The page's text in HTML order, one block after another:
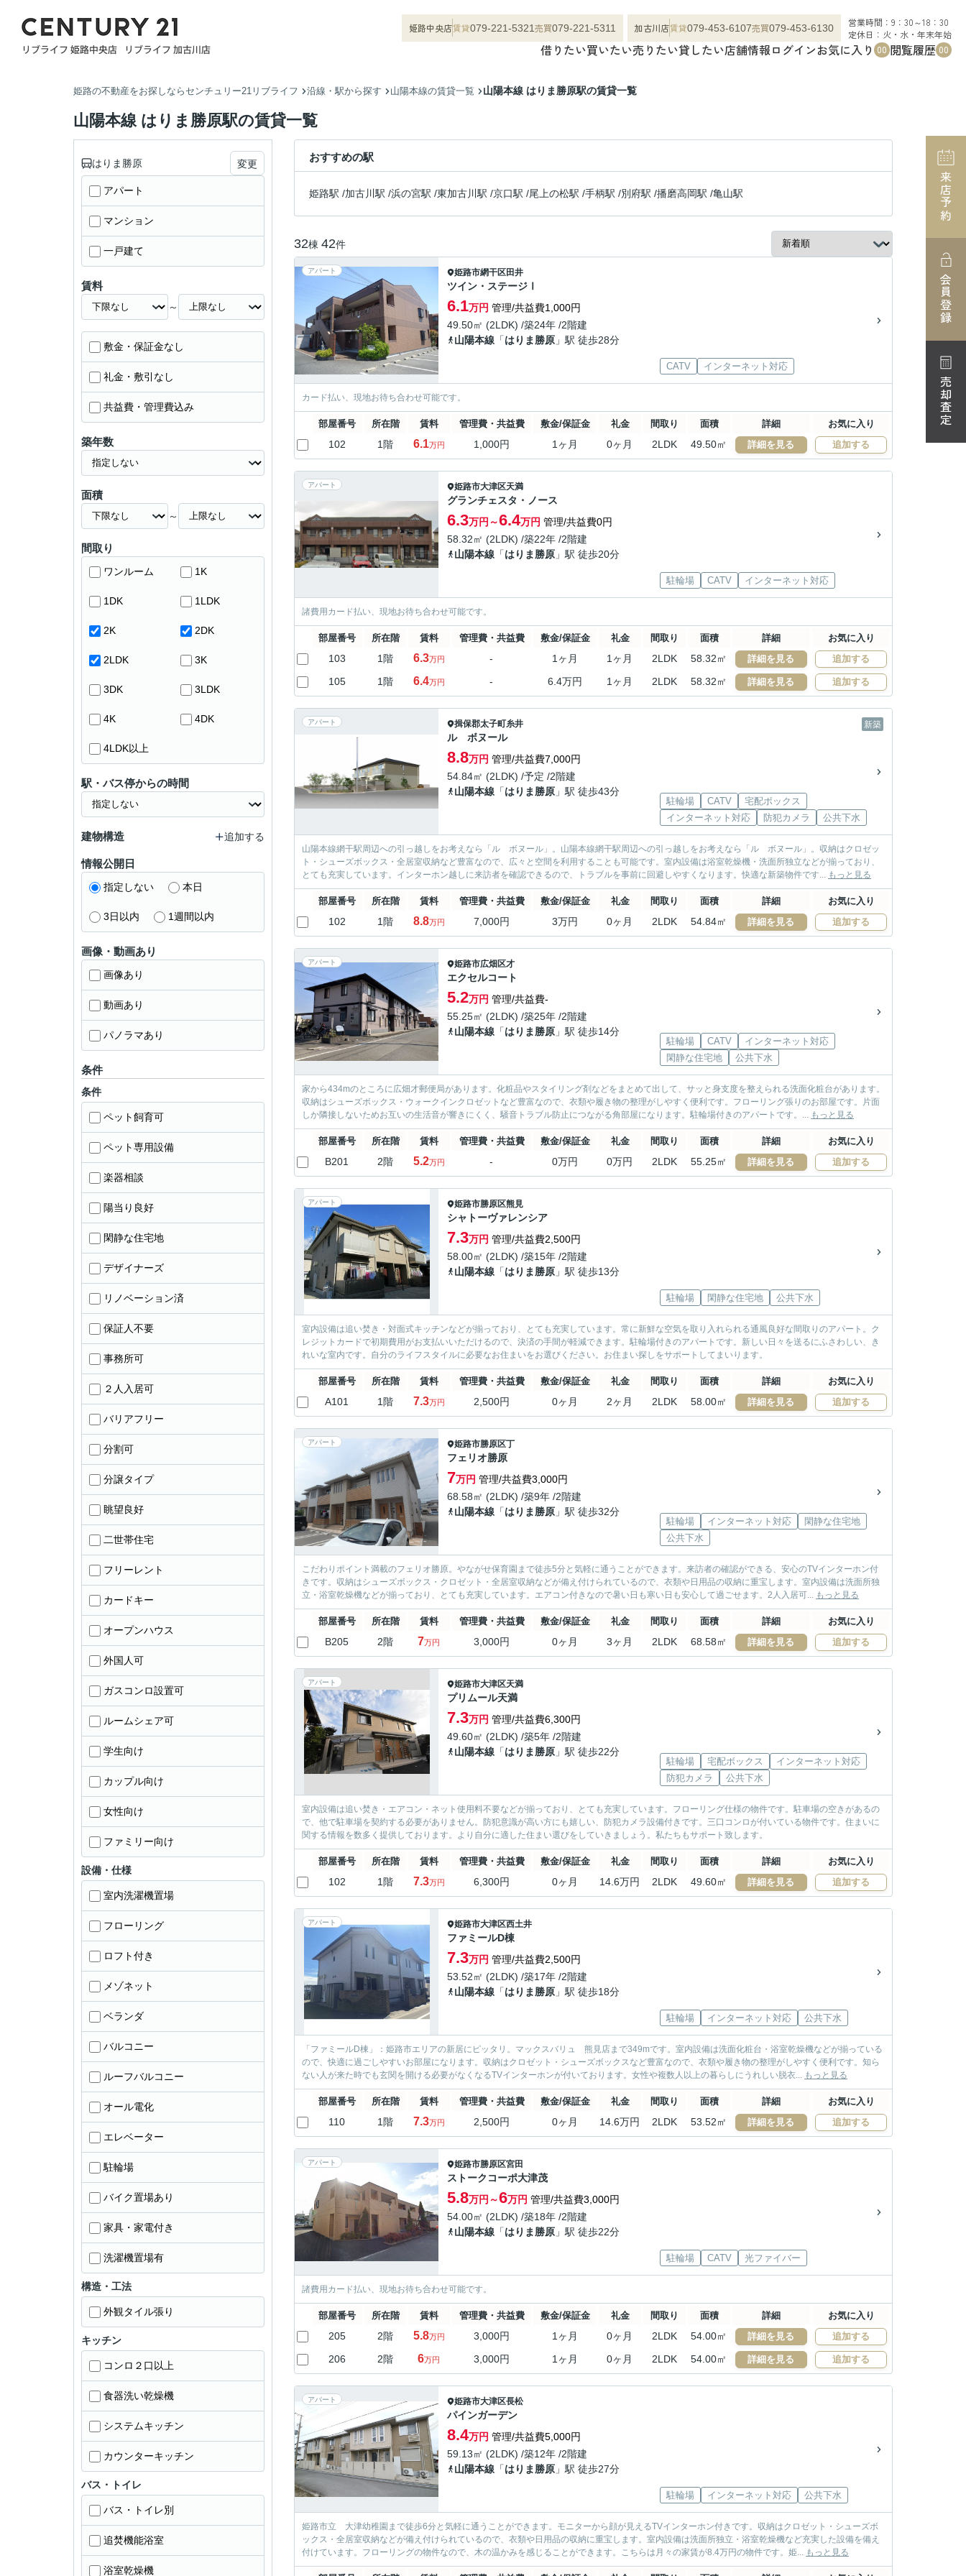
姫路中央店賃貸079-221-5321売買079-221-5311 加古川店賃貸079-453-6107売買079-453-6130
営業時間：9：30～18：30
定休日：火・水・年末年始
借りたい買いたい売りたい貸したい店舗情報ログインお気に入り 00 閲覧履歴 00
姫路の不動産をお探しならセンチュリー21リブライフ 沿線・駅から探す 山陽本線の賃貸一覧 山陽本線 はりま勝原駅の賃貸一覧
山陽本線 はりま勝原駅の賃貸一覧
おすすめの駅
姫路駅 /加古川駅 /浜の宮駅 /東加古川駅 /京口駅 /尾上の松駅 /手柄駅 /別府駅 /播磨高岡駅 /亀山駅
32棟 42件
アパート 姫路市網干区田井
ツイン・ステージⅠ
6.1万円 管理/共益費1,000円
49.50㎡ (2LDK) /築24年 /2階建
山陽本線 「はりま勝原 」駅 徒歩28分
CATV インターネット対応
カード払い、現地お待ち合わせ可能です。
部屋番号 所在階 賃料 管理費・共益費 敷金/保証金 礼金 間取り 面積 詳細 お気に入り
102 1階 6.1万円 1,000円 1ヶ月 0ヶ月 2LDK 49.50㎡ 詳細を見る 追加する
アパート 姫路市大津区天満
グランチェスタ・ノース
6.3万円～6.4万円 管理/共益費0円
58.32㎡ (2LDK) /築22年 /2階建
山陽本線 「はりま勝原 」駅 徒歩20分
駐輪場 CATV インターネット対応
諸費用カード払い、現地お待ち合わせ可能です。
部屋番号 所在階 賃料 管理費・共益費 敷金/保証金 礼金 間取り 面積 詳細 お気に入り
103 1階 6.3万円 - 1ヶ月 1ヶ月 2LDK 58.32㎡ 詳細を見る 追加する
105 1階 6.4万円 - 6.4万円 1ヶ月 2LDK 58.32㎡ 詳細を見る 追加する
アパート 新築
揖保郡太子町糸井
ル ボヌール
8.8万円 管理/共益費7,000円
54.84㎡ (2LDK) /予定 /2階建
山陽本線 「はりま勝原 」駅 徒歩43分
駐輪場 CATV
宅配ボックス
インターネット対応
防犯カメラ 公共下水
山陽本線網干駅周辺への引っ越しをお考えなら「ル ボヌール」。山陽本線網干駅周辺への引っ越しをお考えなら「ル ボヌール」。収納はクロゼッ
ト・シューズボックス・全居室収納など豊富なので、広々と空間を利用することも可能です。室内設備は浴室乾燥機・洗面所独立などが揃っており、
とても充実しています。インターホン越しに来訪者を確認できるので、トラブルを事前に回避しやすくなります。快適な新築物件です... もっと見る
部屋番号 所在階 賃料 管理費・共益費 敷金/保証金 礼金 間取り 面積 詳細 お気に入り
102 1階 8.8万円 7,000円 3万円 0ヶ月 2LDK 54.84㎡ 詳細を見る 追加する
アパート 姫路市広畑区才
エクセルコート
5.2万円 管理/共益費-
55.25㎡ (2LDK) /築25年 /2階建
山陽本線 「はりま勝原 」駅 徒歩14分
駐輪場 CATV
インターネット対応
閑静な住宅地
公共下水
家から434mのところに広畑才郵便局があります。化粧品やスタイリング剤などをまとめて出して、サッと身支度を整えられる洗面化粧台があります。
収納はシューズボックス・ウォークインクロゼットなど豊富なので、衣類や履き物の整理がしやすく便利です。フローリング張りのお部屋です。片面
しか隣接しないためお互いの生活音が響きにくく、騒音トラブル防止につながる角部屋になります。駐輪場付きのアパートです。... もっと見る
部屋番号 所在階 賃料 管理費・共益費 敷金/保証金 礼金 間取り 面積 詳細 お気に入り
B201 2階 5.2万円 - 0万円 0万円 2LDK 55.25㎡ 詳細を見る 追加する
アパート 姫路市勝原区熊見
シャトーヴァレンシア
7.3万円 管理/共益費2,500円
58.00㎡ (2LDK) /築15年 /2階建
山陽本線 「はりま勝原 」駅 徒歩13分
駐輪場 閑静な住宅地 公共下水
室内設備は追い焚き・対面式キッチンなどが揃っており、とても充実しています。常に新鮮な空気を取り入れられる通風良好な間取りのアパート。ク
レジットカードで初期費用がお支払いいただけるので、決済の手間が軽減できます。駐輪場付きのアパートです。新しい日々を送るにふさわしい、き
れいな室内です。自分のライフスタイルに必要なお住まいをお選びください。お住まい探しをサポートしてまいります。
部屋番号 所在階 賃料 管理費・共益費 敷金/保証金 礼金 間取り 面積 詳細 お気に入り
A101 1階 7.3万円 2,500円 0ヶ月 2ヶ月 2LDK 58.00㎡ 詳細を見る 追加する
アパート 姫路市勝原区丁
フェリオ勝原
7万円 管理/共益費3,000円
68.58㎡ (2LDK) /築9年 /2階建
山陽本線 「はりま勝原 」駅 徒歩32分
駐輪場 インターネット対応
閑静な住宅地
公共下水
こだわりポイント満載のフェリオ勝原。やながせ保育園まで徒歩5分と気軽に通うことができます。来訪者の確認ができる、安心のTVインターホン付
きです。収納はシューズボックス・クロゼット・全居室収納などが備え付けられているので、衣類や日用品の収納に重宝します。室内設備は洗面所独
立・浴室乾燥機などが揃っており、とても充実しています。エアコン付きなので暑い日も寒い日も安心して過ごせます。2人入居可... もっと見る
部屋番号 所在階 賃料 管理費・共益費 敷金/保証金 礼金 間取り 面積 詳細 お気に入り
B205 2階 7万円 3,000円 0ヶ月 3ヶ月 2LDK 68.58㎡ 詳細を見る 追加する
アパート 姫路市大津区天満
プリムール天満
7.3万円 管理/共益費6,300円
49.60㎡ (2LDK) /築5年 /2階建
山陽本線 「はりま勝原 」駅 徒歩22分
駐輪場 宅配ボックス
インターネット対応
防犯カメラ
公共下水
室内設備は追い焚き・エアコン・ネット使用料不要などが揃っており、とても充実しています。フローリング仕様の物件です。駐車場の空きがあるの
で、他で駐車場を契約する必要がありません。防犯意識が高い方にも嬉しい、防犯カメラ設備付きです。三口コンロが付いている物件です。住まいに
関する情報を数多く提供しております。より自分に適した住まい選びをしていきましょう。私たちもサポート致します。
部屋番号 所在階 賃料 管理費・共益費 敷金/保証金 礼金 間取り 面積 詳細 お気に入り
102 1階 7.3万円 6,300円 0ヶ月 14.6万円 2LDK 49.60㎡ 詳細を見る 追加する
アパート 姫路市大津区西土井
ファミールD棟
7.3万円 管理/共益費2,500円
53.52㎡ (2LDK) /築17年 /2階建
山陽本線 「はりま勝原 」駅 徒歩18分
駐輪場 インターネット対応 公共下水
「ファミールD棟」：姫路市エリアの新居にピッタリ。マックスバリュ 熊見店まで349mです。室内設備は洗面化粧台・浴室乾燥機などが揃っている
ので、快適に過ごしやすいお部屋になります。収納はクロゼット・シューズボックスなど豊富なので、衣類や履き物の整理がしやすく便利です。知ら
ない人が来た時でも玄関を開ける必要がなくなるTVインターホンが付いております。女性や複数人以上の暮らしにうれしい脱衣... もっと見る
部屋番号 所在階 賃料 管理費・共益費 敷金/保証金 礼金 間取り 面積 詳細 お気に入り
110 1階 7.3万円 2,500円 0ヶ月 14.6万円 2LDK 53.52㎡ 詳細を見る 追加する
アパート 姫路市勝原区宮田
ストークコーポ大津茂
5.8万円～6万円 管理/共益費3,000円
54.00㎡ (2LDK) /築18年 /2階建
山陽本線 「はりま勝原 」駅 徒歩22分
駐輪場 CATV 光ファイバー
諸費用カード払い、現地お待ち合わせ可能です。
部屋番号 所在階 賃料 管理費・共益費 敷金/保証金 礼金 間取り 面積 詳細 お気に入り
205 2階 5.8万円 3,000円 1ヶ月 0ヶ月 2LDK 54.00㎡ 詳細を見る 追加する
206 2階 6万円 3,000円 1ヶ月 0ヶ月 2LDK 54.00㎡ 詳細を見る 追加する
アパート 姫路市大津区長松
パインガーデン
8.4万円 管理/共益費5,000円
59.13㎡ (2LDK) /築12年 /2階建
山陽本線 「はりま勝原 」駅 徒歩27分
駐輪場 インターネット対応 公共下水
姫路市立 大津幼稚園まで徒歩6分と気軽に通うことができます。モニターから顔が見えるTVインターホン付きです。収納はクロゼット・シューズボ
ックス・全居室収納などが備え付けられているので、衣類や日用品の収納に重宝します。室内設備は洗面所独立・浴室乾燥機など充実した設備を備え
付けています。フローリングの物件なので、木の温かみを感じることができます。こちらは月々の家賃が8.4万円の物件です。姫... もっと見る
はりま勝原 変更
アパート
マンション
一戸建て
賃料
～
敷金・保証金なし
礼金・敷引なし
共益費・管理費込み
築年数
面積
～
間取り
ワンルーム 1K
1DK 1LDK
2K 2DK
2LDK 3K
3DK 3LDK
4K 4DK
4LDK以上
駅・バス停からの時間
建物構造 追加する
情報公開日
指定しない 本日
3日以内 1週間以内
画像・動画あり
画像あり
動画あり
パノラマあり
条件
条件
ペット飼育可
ペット専用設備
楽器相談
陽当り良好
閑静な住宅地
デザイナーズ
リノベーション済
保証人不要
事務所可
２人入居可
バリアフリー
分割可
分譲タイプ
眺望良好
二世帯住宅
フリーレント
カードキー
オープンハウス
外国人可
ガスコンロ設置可
ルームシェア可
学生向け
カップル向け
女性向け
ファミリー向け
設備・仕様
室内洗濯機置場
フローリング
ロフト付き
メゾネット
ベランダ
バルコニー
ルーフバルコニー
オール電化
エレベーター
駐輪場
バイク置場あり
家具・家電付き
洗濯機置場有
構造・工法
外観タイル張り
キッチン
コンロ２口以上
食器洗い乾燥機
システムキッチン
カウンターキッチン
バス・トイレ
バス・トイレ別
追焚機能浴室
浴室乾燥機
来店予約
会員登録
売却査定